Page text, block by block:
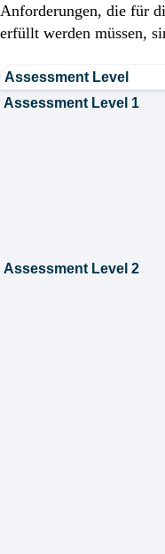
Anforderungen, die für
erfüllt werden müssen,
Assessment Level
Assessment Level 1
Assessment Level 2